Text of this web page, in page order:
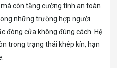
còn tăng cường tính an toàn
những trường hợp người
đóng cửa không đúng cách. Hệ
trong trạng thái khép kín, hạn